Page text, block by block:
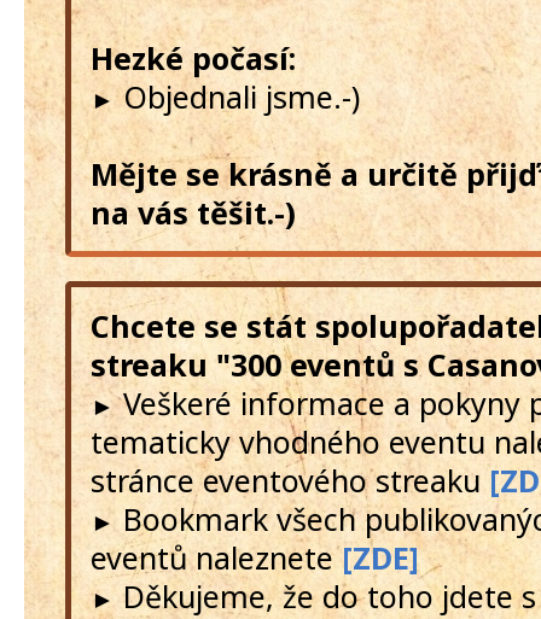
Hezké počasí:
►Objednali jsme.-)
Mějte se krásně a určitě
na vás těšit.-)
Chcete se stát
streaku "300 eventů s
►Veškeré informace a pokyny
tematicky vhodného eventu
stránce eventového streaku
► Bookmark všech
eventů naleznete[ZDE]
►Děkujeme, že do toho jdete